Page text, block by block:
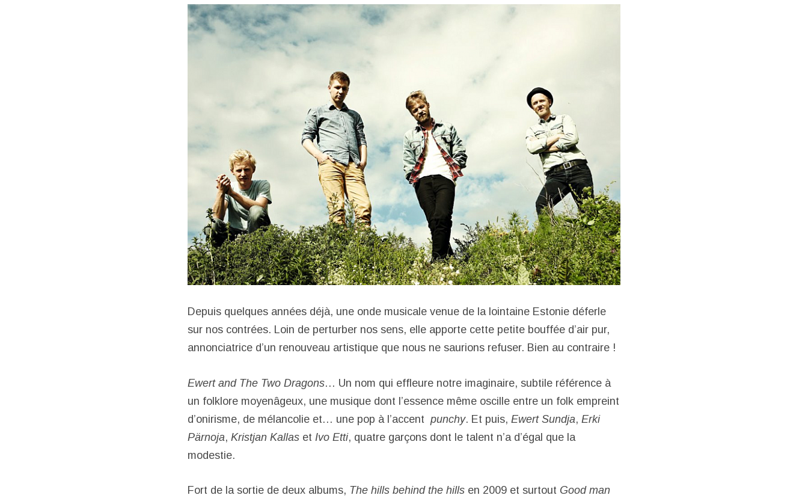
Depuis quelques années déjà, une onde musicale venue de la lointaine Estonie déferle
sur nos contrées. Loin de perturber nos sens, elle apporte cette petite bouffée d’air pur,
annonciatrice d’un renouveau artistique que nous ne saurions refuser. Bien au contraire !
Ewert and The Two Dragons… Un nom qui effleure notre imaginaire, subtile référence à
un folklore moyenâgeux, une musique dont l’essence même oscille entre un folk empreint
d’onirisme, de mélancolie et… une pop à l’accent punchy. Et puis, Ewert Sundja, Erki
Pärnoja, Kristjan Kallas et Ivo Etti, quatre garçons dont le talent n’a d’égal que la
modestie.
Fort de la sortie de deux albums, The hills behind the hills en 2009 et surtout Good man